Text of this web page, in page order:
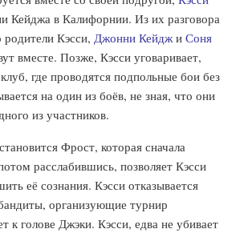
Кейджа в Калифорнии. Из их разговора
родители Кэсси,Джонни КейджиСоня
вместе. Позже, Кэсси уговаривает,
где проводятся подпольные бои без
на один из боёв, не зная, что они
из участников.
Фрост, которая сначала
расслабившись, позволяет Кэсси
её сознания. Кэсси отказывается
организующие турнир
к голове Джэки. Кэсси, едва не убивает